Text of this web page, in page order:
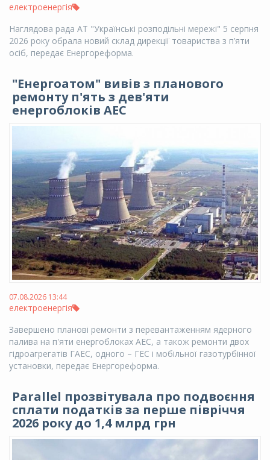
електроенергія
Наглядова рада АТ "Українські розподільні мережі" 5 серпня
2026 року обрала новий склад дирекції товариства з п’яти
осіб, передає Енергореформа.
"Енергоатом" вивів з планового
ремонту п'ять з дев'яти
енергоблоків АЕС
07.08.2026 13:44
електроенергія
Завершено планові ремонти з перевантаженням ядерного
палива на п'яти енергоблоках АЕС, а також ремонти двох
гідроагрегатів ГАЕС, одного – ГЕС і мобільної газотурбінної
установки, передає Енергореформа.
Parallel прозвітувала про подвоєння
сплати податків за перше півріччя
2026 року до 1,4 млрд грн